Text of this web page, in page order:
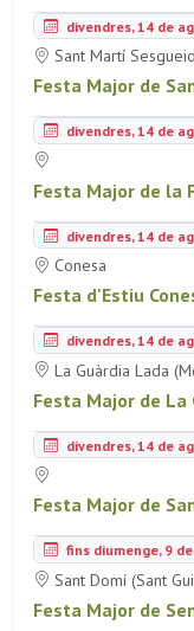
divendres, 14 de
Sant Martí
Festa Major de
divendres, 14 de
Festa Major de la
divendres, 14 de
Conesa
Festa d'Estiu
divendres, 14 de
La Guàrdia Lada
Festa Major de La
divendres, 14 de
Festa Major de
fins diumenge, 9
Sant Domí (Sant
Festa Major de